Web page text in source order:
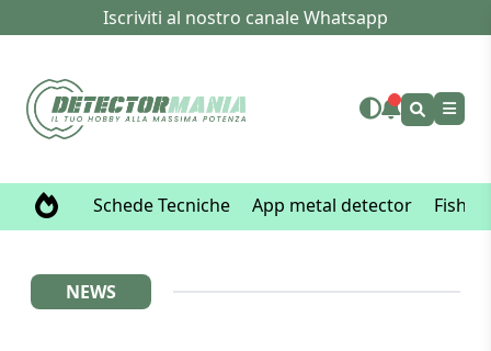
Iscriviti al nostro canale Whatsapp
Schede Tecniche App metal detector Fisher
NEWS